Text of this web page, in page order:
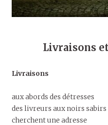
Livraisons
Livraisons
aux abords des détresses
des livreurs aux noirs sabirs
cherchent une adresse